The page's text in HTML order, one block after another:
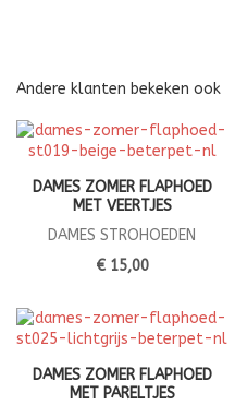
Andere klanten bekeken ook
DAMES ZOMER FLAPHOED
MET VEERTJES
DAMES STROHOEDEN
€ 15,00
DAMES ZOMER FLAPHOED
MET PARELTJES